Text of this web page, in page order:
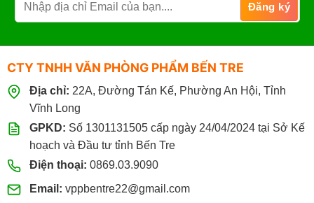
CTY TNHH VĂN PHÒNG PHẨM BẾN TRE
Địa chỉ: 22A, Đường Tán Kế, Phường An Hội, Tỉnh
Vĩnh Long
GPKD: Số 1301131505 cấp ngày 24/04/2024 tại Sở Kế
hoạch và Đầu tư tỉnh Bến Tre
Điện thoại: 0869.03.9090
Email: vppbentre22@gmail.com